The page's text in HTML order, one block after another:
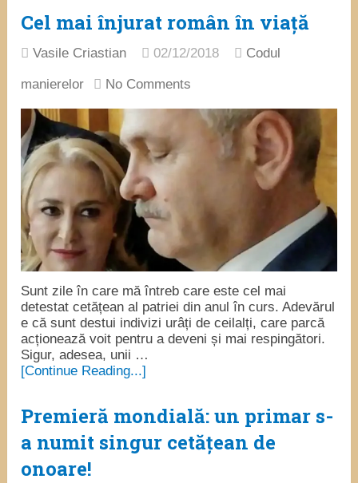
Cel mai înjurat român în viață
Vasile Criastian 02/12/2018 Codul
manierelor No Comments
Sunt zile în care mă întreb care este cel mai
detestat cetățean al patriei din anul în curs. Adevărul
e că sunt destui indivizi urâți de ceilalți, care parcă
acționează voit pentru a deveni și mai respingători.
Sigur, adesea, unii …
[Continue Reading...]
Premieră mondială: un primar s-
a numit singur cetățean de
onoare!